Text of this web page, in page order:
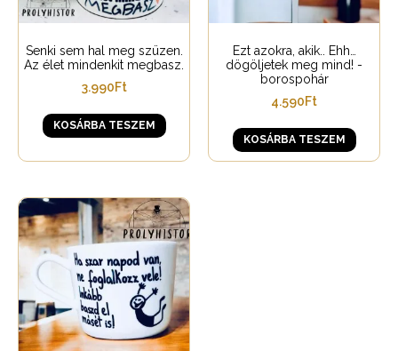
Senki sem hal meg szüzen.
Az élet mindenkit megbasz.
3.990Ft
KOSÁRBA TESZEM
Ezt azokra, akik.. Ehh…
dögöljetek meg mind! -
borospohár
4.590Ft
KOSÁRBA TESZEM